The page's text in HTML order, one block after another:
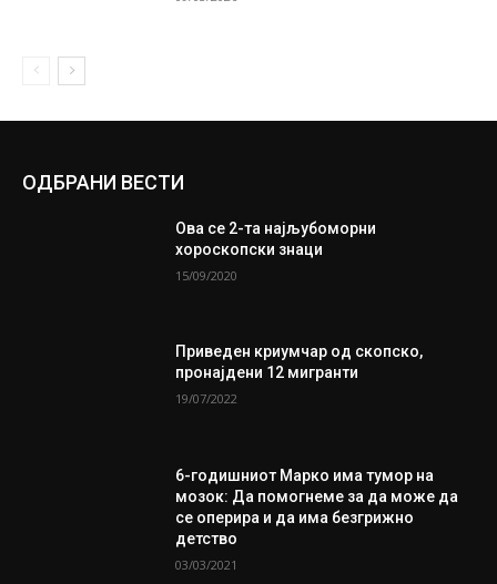
ОДБРАНИ ВЕСТИ
Ова се 2-та најљубоморни
хороскопски знаци
15/09/2020
Приведен криумчар од скопско,
пронајдени 12 мигранти
19/07/2022
6-годишниот Марко има тумор на
мозок: Да помогнеме за да може да
се оперира и да има безгрижно
детство
03/03/2021